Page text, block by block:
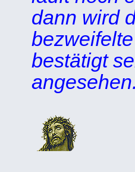
dann wird
bestätigt